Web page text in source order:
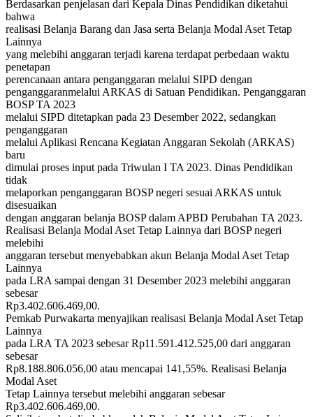
Berdasarkan penjelasan dari Kepala Dinas Pendidikan diketahui
bahwa
realisasi Belanja Barang dan Jasa serta Belanja Modal Aset Tetap
Lainnya
yang melebihi anggaran terjadi karena terdapat perbedaan waktu
penetapan
perencanaan antara penganggaran melalui SIPD dengan
penganggaranmelalui ARKAS di Satuan Pendidikan. Penganggaran
BOSP TA 2023
melalui SIPD ditetapkan pada 23 Desember 2022, sedangkan
penganggaran
melalui Aplikasi Rencana Kegiatan Anggaran Sekolah (ARKAS)
baru
dimulai proses input pada Triwulan I TA 2023. Dinas Pendidikan
tidak
melaporkan penganggaran BOSP negeri sesuai ARKAS untuk
disesuaikan
dengan anggaran belanja BOSP dalam APBD Perubahan TA 2023.
Realisasi Belanja Modal Aset Tetap Lainnya dari BOSP negeri
melebihi
anggaran tersebut menyebabkan akun Belanja Modal Aset Tetap
Lainnya
pada LRA sampai dengan 31 Desember 2023 melebihi anggaran
sebesar
Rp3.402.606.469,00.
Pemkab Purwakarta menyajikan realisasi Belanja Modal Aset Tetap
Lainnya
pada LRA TA 2023 sebesar Rp11.591.412.525,00 dari anggaran
sebesar
Rp8.188.806.056,00 atau mencapai 141,55%. Realisasi Belanja
Modal Aset
Tetap Lainnya tersebut melebihi anggaran sebesar
Rp3.402.606.469,00.